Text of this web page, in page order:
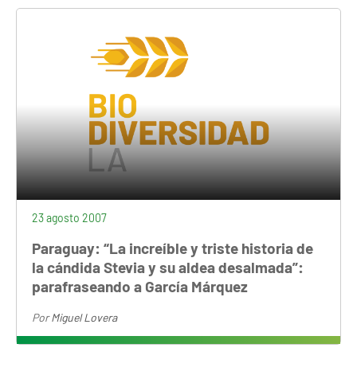
23 agosto 2007
Paraguay: “La increíble y triste historia de
la cándida Stevia y su aldea desalmada”:
parafraseando a García Márquez
PorMiguel Lovera